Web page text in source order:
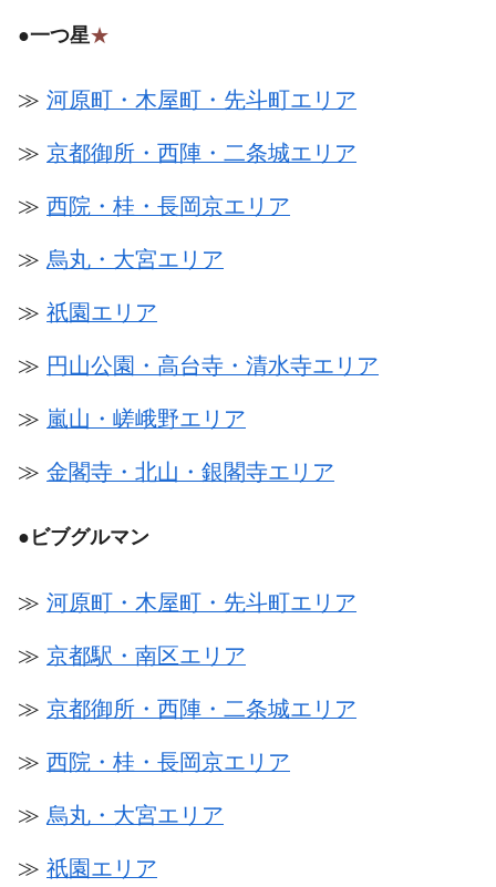
●一つ星★
≫ 河原町・木屋町・先斗町エリア
≫ 京都御所・西陣・二条城エリア
≫ 西院・桂・長岡京エリア
≫ 烏丸・大宮エリア
≫ 祇園エリア
≫ 円山公園・高台寺・清水寺エリア
≫ 嵐山・嵯峨野エリア
≫ 金閣寺・北山・銀閣寺エリア
● ビブグルマン
≫ 河原町・木屋町・先斗町エリア
≫ 京都駅・南区エリア
≫ 京都御所・西陣・二条城エリア
≫ 西院・桂・長岡京エリア
≫ 烏丸・大宮エリア
≫ 祇園エリア